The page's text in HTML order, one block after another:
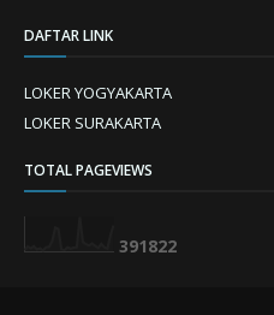
DAFTAR LINK
LOKER YOGYAKARTA
LOKER SURAKARTA
TOTAL PAGEVIEWS
391822